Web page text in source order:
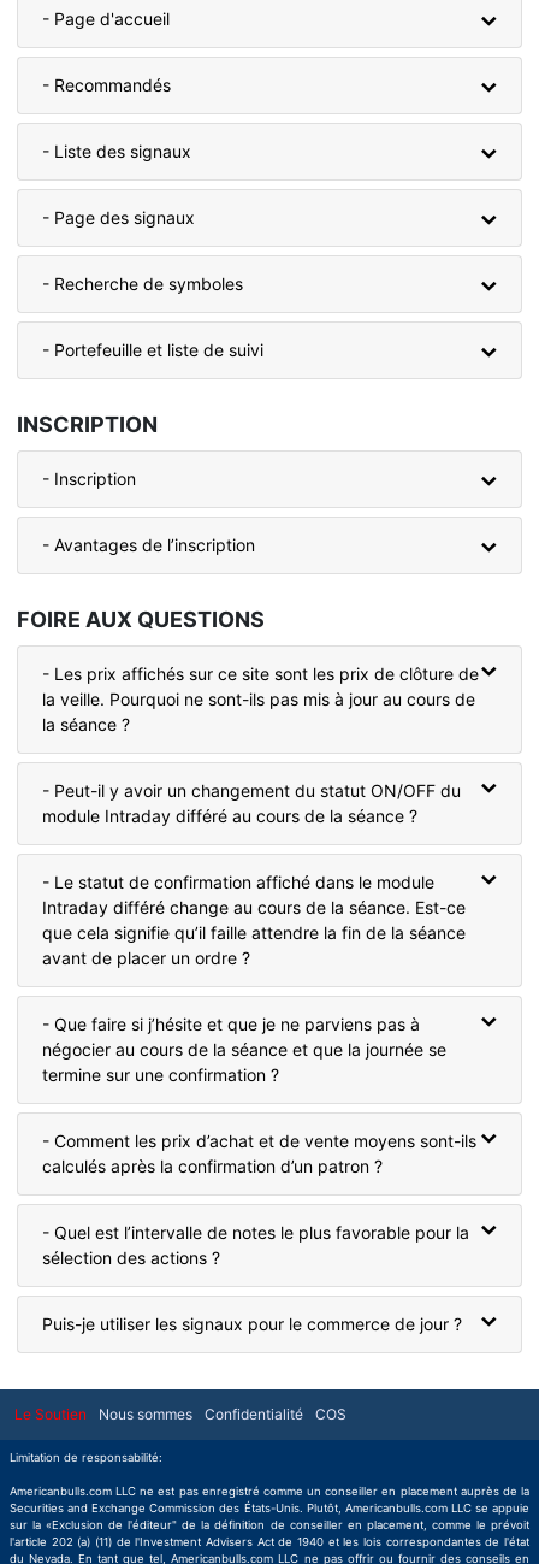
- Page d'accueil
- Recommandés
- Liste des signaux
- Page des signaux
- Recherche de symboles
- Portefeuille et liste de suivi
INSCRIPTION
- Inscription
- Avantages de l’inscription
FOIRE AUX QUESTIONS
- Les prix affichés sur ce site sont les prix de clôture de
la veille. Pourquoi ne sont-ils pas mis à jour au cours de
la séance ?
- Peut-il y avoir un changement du statut ON/OFF du
module Intraday différé au cours de la séance ?
- Le statut de confirmation affiché dans le module
Intraday différé change au cours de la séance. Est-ce
que cela signifie qu’il faille attendre la fin de la séance
avant de placer un ordre ?
- Que faire si j’hésite et que je ne parviens pas à
négocier au cours de la séance et que la journée se
termine sur une confirmation ?
- Comment les prix d’achat et de vente moyens sont-ils
calculés après la confirmation d’un patron ?
- Quel est l’intervalle de notes le plus favorable pour la
sélection des actions ?
Puis-je utiliser les signaux pour le commerce de jour ?
Le Soutien Nous sommes Confidentialité COS
Limitation de responsabilité:
Americanbulls.com LLC ne est pas enregistré comme un conseiller en placement auprès de la
Securities and Exchange Commission des États-Unis. Plutôt, Americanbulls.com LLC se appuie
sur la «Exclusion de l'éditeur" de la définition de conseiller en placement, comme le prévoit
l'article 202 (a) (11) de l'Investment Advisers Act de 1940 et les lois correspondantes de l'état
du Nevada. En tant que tel, Americanbulls.com LLC ne pas offrir ou fournir des conseils en